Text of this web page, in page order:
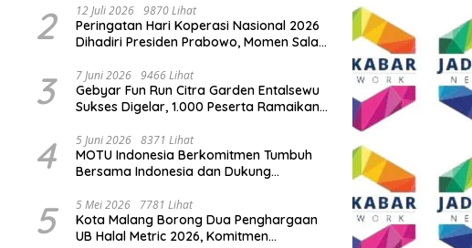
Indonesia
2 12 Juli 2026 9870 Lihat
Peringatan Hari Koperasi Nasional 2026
Dihadiri Presiden Prabowo, Momen Salam
3 7 Juni 2026 9466 Lihat
Gebyar Fun Run Citra Garden Entalsewu
Sukses Digelar, 1.000 Peserta Ramaikan
4 5 Juni 2026 8371 Lihat
MOTU Indonesia Berkomitmen Tumbuh
Bersama Indonesia dan Dukung
5 5 Mei 2026 7781 Lihat
Kota Malang Borong Dua Penghargaan
UB Halal Metric 2026, Komitmen